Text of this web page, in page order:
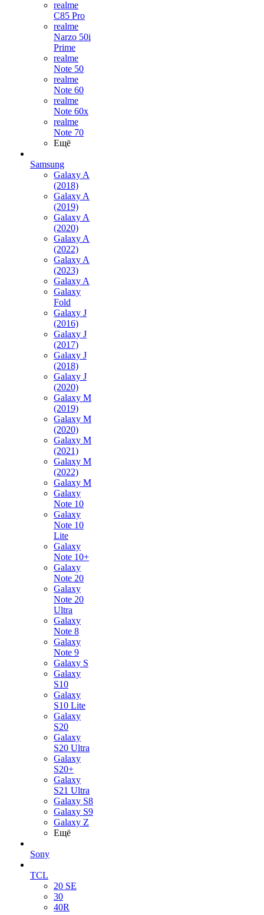
realme
C85 Pro
realme
Narzo 50i
Prime
realme
Note 50
realme
Note 60
realme
Note 60x
realme
Note 70
Ещё
Samsung
Galaxy A
(2018)
Galaxy A
(2019)
Galaxy A
(2020)
Galaxy A
(2022)
Galaxy A
(2023)
Galaxy A
Galaxy
Fold
Galaxy J
(2016)
Galaxy J
(2017)
Galaxy J
(2018)
Galaxy J
(2020)
Galaxy M
(2019)
Galaxy M
(2020)
Galaxy M
(2021)
Galaxy M
(2022)
Galaxy M
Galaxy
Note 10
Galaxy
Note 10
Lite
Galaxy
Note 10+
Galaxy
Note 20
Galaxy
Note 20
Ultra
Galaxy
Note 8
Galaxy
Note 9
Galaxy S
Galaxy
S10
Galaxy
S10 Lite
Galaxy
S20
Galaxy
S20 Ultra
Galaxy
S20+
Galaxy
S21 Ultra
Galaxy S8
Galaxy S9
Galaxy Z
Ещё
Sony
TCL
20 SE
30
40R